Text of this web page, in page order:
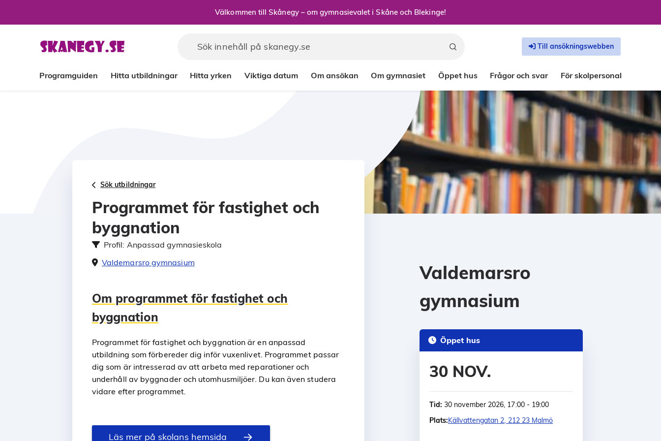
Välkommen till Skånegy – om gymnasievalet i Skåne och Blekinge!
Programguiden Hitta utbildningar Hitta yrken Viktiga datum Om ansökan Om gymnasiet Öppet hus Frågor och svar För skolpersonal
Till ansökningswebben
Sök utbildningar
Programmet för fastighet och
byggnation
Profil: Anpassad gymnasieskola
Valdemarsro gymnasium
Om programmet för fastighet och
byggnation
Programmet för fastighet och byggnation är en anpassad
utbildning som förbereder dig inför vuxenlivet. Programmet passar
dig som är intresserad av att arbeta med reparationer och
underhåll av byggnader och utomhusmiljöer. Du kan även studera
vidare efter programmet.
Läs mer på skolans hemsida
Valdemarsro
gymnasium
Öppet hus
30 NOV.
Tid: 30 november 2026, 17:00 - 19:00
Plats:Källvattengatan 2, 212 23 Malmö